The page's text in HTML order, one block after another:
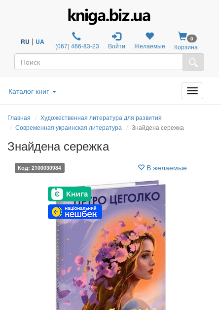
RU | UA (067) 466-83-23 Войти Желаемые
0
Корзина
Каталог книг
Главная
Художественная литература для развития
Современная украинская литература
Знайдена сережка
Знайдена сережка
Код: 2100030984 В желаемые